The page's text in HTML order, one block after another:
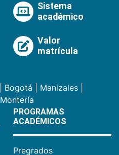
Sistema
académico
Valor
matrícula
Bogotá Manizales
Montería
PROGRAMAS
ACADÉMICOS
Pregrados